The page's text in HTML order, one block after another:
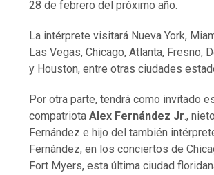
28 de febrero del próximo año.
La intérprete visitará Nueva York,
Las Vegas, Chicago, Atlanta, Fresno,
y Houston, entre otras ciudades
Por otra parte, tendrá como invitado
compatriotaAlex Fernández Jr.,
Fernández e hijo del también
Fernández, en los conciertos de
Fort Myers, esta última ciudad